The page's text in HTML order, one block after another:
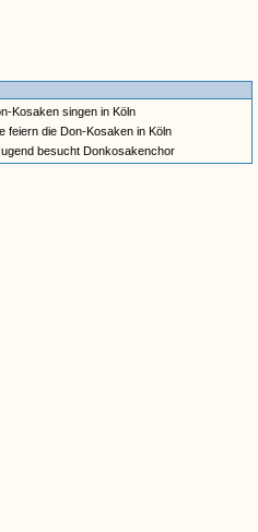
Kosaken singen in Köln
feiern die Don-Kosaken in Köln
besucht Donkosakenchor